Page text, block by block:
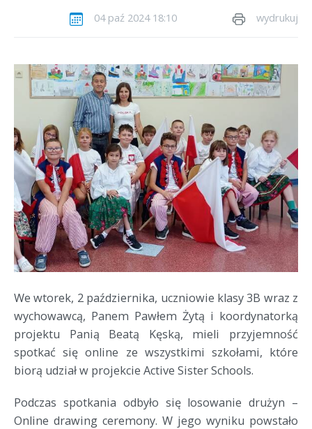
04 paź 2024 18:10 wydrukuj
We wtorek, 2 października, uczniowie klasy 3B wraz z
wychowawcą, Panem Pawłem Żytą i koordynatorką
projektu Panią Beatą Kęską, mieli przyjemność
spotkać się online ze wszystkimi szkołami, które
biorą udział w projekcie Active Sister Schools.
Podczas spotkania odbyło się losowanie drużyn –
Online drawing ceremony. W jego wyniku powstało